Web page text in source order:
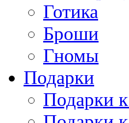
Готика
Броши
Гномы
Подарки
Подарки